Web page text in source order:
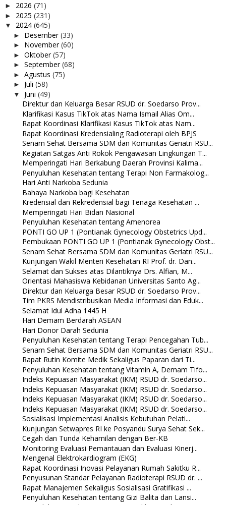
► 2026 (71)
► 2025 (231)
▼ 2024 (645)
► Desember(33)
► November(60)
► Oktober(57)
► September(68)
► Agustus (75)
► Juli (58)
▼ Juni (49)
Direktur dan Keluarga Besar RSUD dr. Soedarso Prov...
Klarifikasi Kasus TikTok atas Nama Ismail Alias Om...
Rapat Koordinasi Klarifikasi Kasus TikTok atas Nam...
Rapat Koordinasi Kredensialing Radioterapi oleh BPJS
Senam Sehat Bersama SDM dan Komunitas Geriatri RSU...
Kegiatan Satgas Anti Rokok Pengawasan Lingkungan T...
Memperingati Hari Berkabung Daerah Provinsi Kalima...
Penyuluhan Kesehatan tentang Terapi Non Farmakolog...
Hari Anti Narkoba Sedunia
Bahaya Narkoba bagi Kesehatan
Kredensial dan Rekredensial bagi Tenaga Kesehatan ...
Memperingati Hari Bidan Nasional
Penyuluhan Kesehatan tentang Amenorea
PONTI GO UP 1 (Pontianak Gynecology Obstetrics Upd...
Pembukaan PONTI GO UP 1 (Pontianak Gynecology Obst...
Senam Sehat Bersama SDM dan Komunitas Geriatri RSU...
Kunjungan Wakil Menteri Kesehatan RI Prof. dr. Dan...
Selamat dan Sukses atas Dilantiknya Drs. Alfian, M...
Orientasi Mahasiswa Kebidanan Universitas Santo Ag...
Direktur dan Keluarga Besar RSUD dr. Soedarso Prov...
Tim PKRS Mendistribusikan Media Informasi dan Eduk...
Selamat Idul Adha 1445 H
Hari Demam Berdarah ASEAN
Hari Donor Darah Sedunia
Penyuluhan Kesehatan tentang Terapi Pencegahan Tub...
Senam Sehat Bersama SDM dan Komunitas Geriatri RSU...
Rapat Rutin Komite Medik Sekaligus Paparan dari Ti...
Penyuluhan Kesehatan tentang Vitamin A, Demam Tifo...
Indeks Kepuasan Masyarakat (IKM) RSUD dr. Soedarso...
Indeks Kepuasan Masyarakat (IKM) RSUD dr. Soedarso...
Indeks Kepuasan Masyarakat (IKM) RSUD dr. Soedarso...
Indeks Kepuasan Masyarakat (IKM) RSUD dr. Soedarso...
Sosialisasi Implementasi Analisis Kebutuhan Pelati...
Kunjungan Setwapres RI ke Posyandu Surya Sehat Sek...
Cegah dan Tunda Kehamilan dengan Ber-KB
Monitoring Evaluasi Pemantauan dan Evaluasi Kinerj...
Mengenal Elektrokardiogram (EKG)
Rapat Koordinasi Inovasi Pelayanan Rumah Sakitku R...
Penyusunan Standar Pelayanan Radioterapi RSUD dr. ...
Rapat Manajemen Sekaligus Sosialisasi Gratifikasi ...
Penyuluhan Kesehatan tentang Gizi Balita dan Lansi...